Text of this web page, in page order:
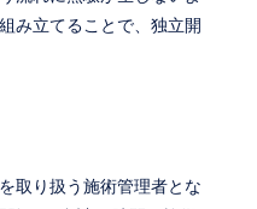
み立てることで、独立開
取り扱う施術管理者とな